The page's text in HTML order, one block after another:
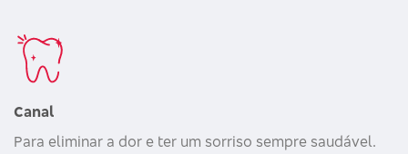
Canal
Para eliminar a dor e ter um sorriso sempre saudável.